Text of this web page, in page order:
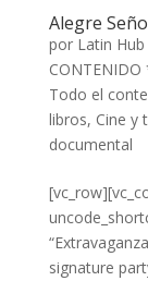
Alegre
por Latin Hub
CONTENIDO
Todo el
libros, Cine y
documental
signature